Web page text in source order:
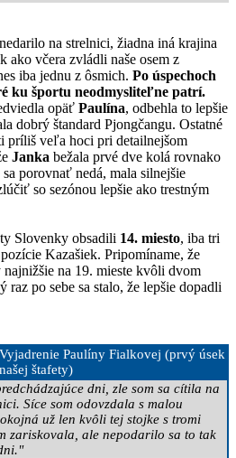
na strelnici, žiadna iná krajina
ako včera zvládli naše osem z
iba jednu z ôsmich. Po úspechoch
ku športu neodmysliteľne patrí.
opäť Paulína, odbehla to lepšie
dobrý štandard Pjongčangu. Ostatné
príliš veľa hoci pri detailnejšom
Janka bežala prvé dve kolá rovnako
porovnať nedá, mala silnejšie
so sezónou lepšie ako trestným
Slovenky obsadili 14. miesto, iba tri
Kazašiek. Pripomíname, že
na 19. mieste kvôli dvom
raz po sebe sa stalo, že lepšie dopadli
Vyjadrenie Paulíny Fialkovej (prvý úsek
našej štafety)
dni, zle som sa cítila na
Síce som odovzdala s malou
už len kvôli tej stojke s tromi
zariskovala, ale nepodarilo sa to tak